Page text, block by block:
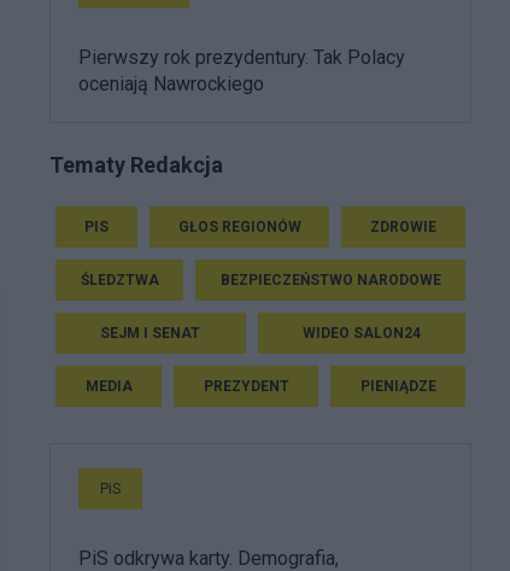
Pierwszy rok prezydentury. Tak Polacy
oceniają Nawrockiego
Tematy Redakcja
PIS GŁOS REGIONÓW ZDROWIE
ŚLEDZTWA BEZPIECZEŃSTWO NARODOWE
SEJM I SENAT WIDEO SALON24
MEDIA PREZYDENT PIENIĄDZE
PiS
PiS odkrywa karty. Demografia,